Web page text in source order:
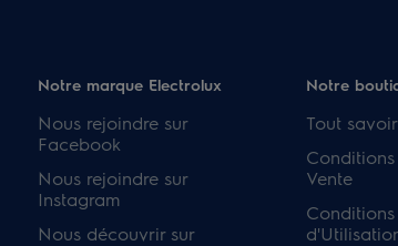
Notre marque Electrolux
Nous rejoindre sur
Facebook
Nous rejoindre sur
Instagram
Nous découvrir sur
Notre
Tout
Vente